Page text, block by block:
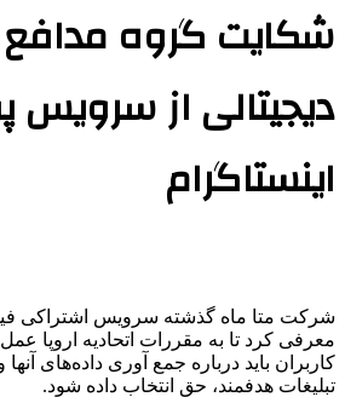
شکایت گروه
دیجیتالی از سرویس
اینستاگرام
شرکت متا ماه گذشته سرویس اشتراکی
معرفی کرد تا به مقررات اتحادیه اروپا
کاربران باید درباره جمع آوری داده‌های آنها
تبلیغات هدفمند، حق انتخاب داده شود.